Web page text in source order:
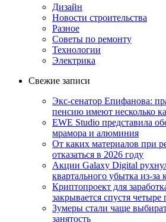
Дизайн
Новости строительства
Разное
Советы по ремонту
Технологии
Электрика
Свежие записи
Экс-сенатор Епифанова:
пенсию имеют несколько
EWE Studio представила
мрамора и алюминия
От каких материалов при
отказаться в 2026 году
Акции Galaxy Digital
квартального убытка из-за
Криптопроект для
закрывается спустя четыре
Зумеры стали чаще
занятость